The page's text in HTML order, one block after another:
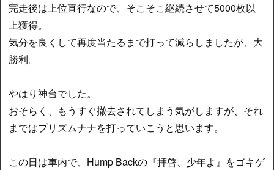
完走後は上位直行なので、そこそこ継続させて5000枚以
上獲得。
気分を良くして再度当たるまで打って減らしましたが、大
勝利。
やはり神台でした。
おそらく、もうすぐ撤去されてしまう気がしますが、それ
まではプリズムナナを打っていこうと思います。
この日は車内で、Hump Backの『拝啓、少年よ』をゴキゲ